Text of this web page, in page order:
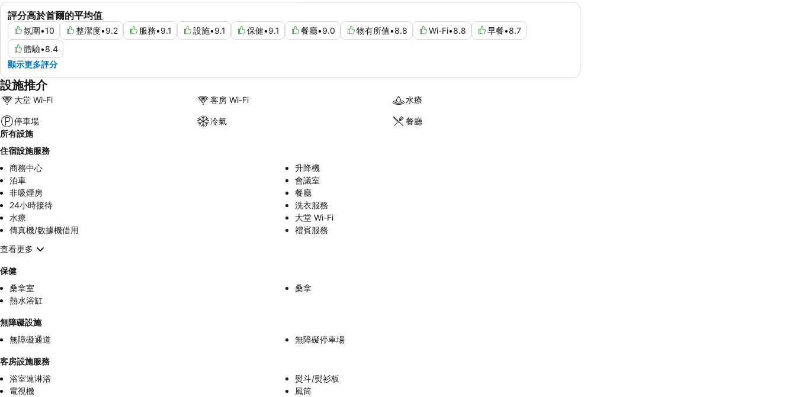
評分高於首爾的平均值
氛圍•10 整潔度•9.2 服務•9.1 設施•9.1 保健•9.1 餐廳•9.0 物有所值•8.8 Wi-Fi•8.8 早餐•8.7
體驗•8.4
顯示更多評分
設施推介
大堂 Wi-Fi 客房 Wi-Fi 水療
停車場 冷氣
餐廳
所有設施
住宿設施服務
商務中心
升降機
泊車
會議室
非吸煙房
餐廳
24小時接待
洗衣服務
水療
大堂 Wi-Fi
傳真機/數據機借用
禮賓服務
查看更多
保健
桑拿室
桑拿
熱水浴缸
無障礙設施
無障礙通道
無障礙停車場
客房設施服務
浴室連淋浴
熨斗/熨衫板
電視機
風筒